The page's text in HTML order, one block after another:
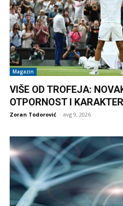
Magazin
VIŠE OD TROFEJA:
OTPORNOST I
Zoran Todorović - avg 9, 2026